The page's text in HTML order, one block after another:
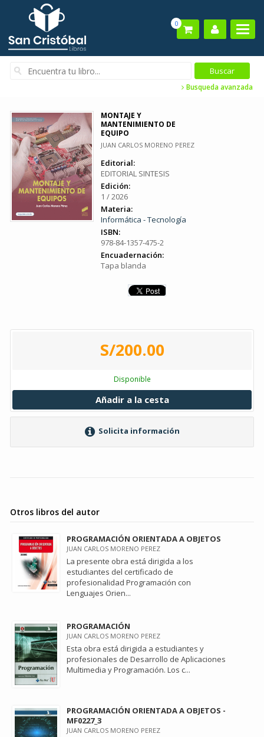
0
Busqueda avanzada
MONTAJE Y
MANTENIMIENTO DE
EQUIPO
JUAN CARLOS MORENO PEREZ
Editorial:
EDITORIAL SINTESIS
Edición:
1 / 2026
Materia:
Informática - Tecnología
ISBN:
978-84-1357-475-2
Encuadernación:
Tapa blanda
S/200.00
Disponible
Añadir a la cesta
Solicita información
Otros libros del autor
PROGRAMACIÓN ORIENTADA A OBJETOS
JUAN CARLOS MORENO PEREZ
La presente obra está dirigida a los
estudiantes del certificado de
profesionalidad Programación con
Lenguajes Orien...
PROGRAMACIÓN
JUAN CARLOS MORENO PEREZ
Esta obra está dirigida a estudiantes y
profesionales de Desarrollo de Aplicaciones
Multimedia y Programación. Los c...
PROGRAMACIÓN ORIENTADA A OBJETOS -
MF0227_3
JUAN CARLOS MORENO PEREZ